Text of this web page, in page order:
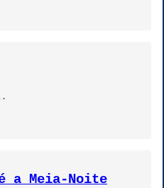
a Meia-Noite